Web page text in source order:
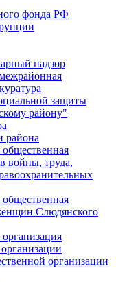
фонда РФ
надзор
защиты
району"
района
войны, труда,
Слюдянского
организации